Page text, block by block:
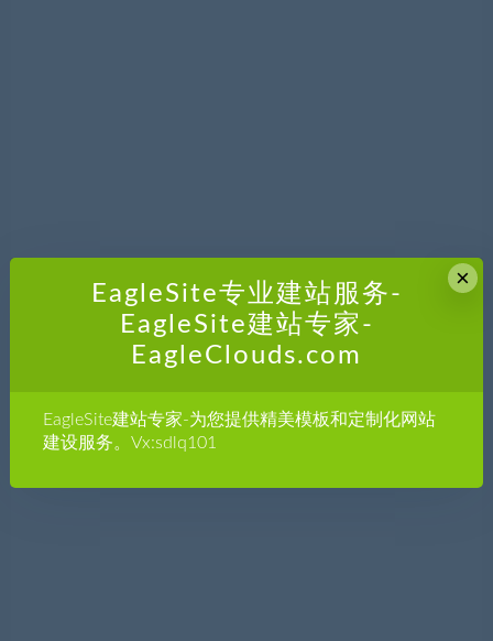
×
EagleSite专业建站服务-
EagleSite建站专家-
EagleClouds.com
EagleSite建站专家-为您提供精美模板和定制化网站
建设服务。Vx:sdlq101